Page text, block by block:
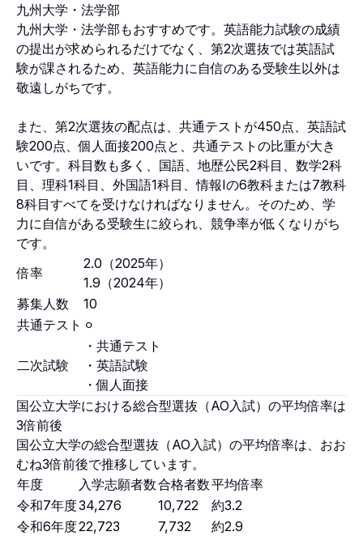
九州大学・法学部
九州大学・法学部もおすすめです。英語能力試験の成績
の提出が求められるだけでなく、第2次選抜では英語試
験が課されるため、英語能力に自信のある受験生以外は
敬遠しがちです。
また、第2次選抜の配点は、共通テストが450点、英語試
験200点、個人面接200点と、共通テストの比重が大き
いです。科目数も多く、国語、地歴公民2科目、数学2科
目、理科1科目、外国語1科目、情報Iの6教科または7教科
8科目すべてを受けなければなりません。そのため、学
力に自信がある受験生に絞られ、競争率が低くなりがち
です。
倍率
2.0（2025年）
1.9（2024年）
募集人数
10
共通テスト ⚪︎
二次試験
・共通テスト
・英語試験
・個人面接
国公立大学における総合型選抜（AO入試）の平均倍率は
3倍前後
国公立大学の総合型選抜（AO入試）の平均倍率は、おお
むね3倍前後で推移しています。
年度
入学志願者数合格者数平均倍率
令和7年度34,276 10,722
約3.2
令和6年度22,723 7,732
約2.9